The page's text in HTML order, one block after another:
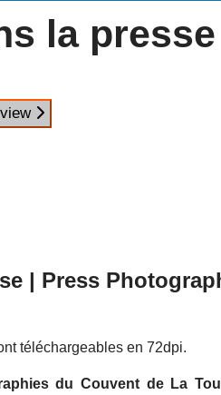
la
| Press
téléchargeables en 72dpi.
du Couvent de La